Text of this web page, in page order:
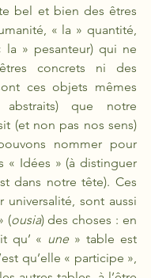
bel et bien des êtres
« la » quantité,
la » pesanteur) qui ne
concrets ni des
ces objets mêmes
abstraits) que notre
(et non pas nos sens)
nommer pour
« Idées » (à distinguer
dans notre tête). Ces
universalité, sont aussi
(ousia) des choses : en
qu’ « une » table est
qu’elle « participe »,